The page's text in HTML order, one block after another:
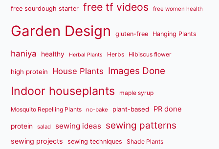
free sourdough starter free tf videos free women health
Garden Design gluten-free Hanging Plants
haniya healthy Herbal Plants Herbs Hibiscus flower
high protein House Plants Images Done
Indoor houseplants maple syrup
Mosquito Repelling Plants no-bake plant-based PR done
protein salad sewing ideas sewing patterns
sewing projects sewing techniques Shade Plants